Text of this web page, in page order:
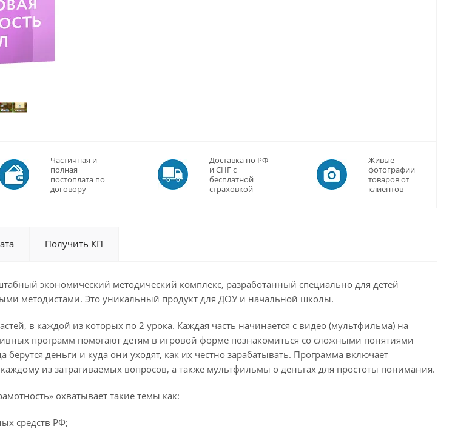
Частичная и
полная
постоплата по
договору
Доставка по РФ
и СНГ с
бесплатной
страховкой
Живые
фотографии
товаров от
клиентов
Получить КП
экономический методический комплекс, разработанный специально для детей
методистами. Это уникальный продукт для ДОУ и начальной школы.
в каждой из которых по 2 урока. Каждая часть начинается с видео (мультфильма) на
программ помогают детям в игровой форме познакомиться со сложными понятиями
деньги и куда они уходят, как их честно зарабатывать. Программа включает
из затрагиваемых вопросов, а также мультфильмы о деньгах для простоты понимания.
охватывает такие темы как:
средств РФ;